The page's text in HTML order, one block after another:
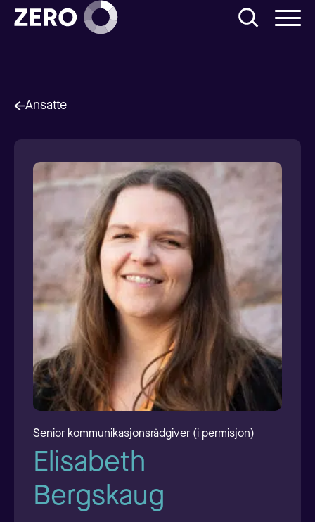
Ansatte
Senior kommunikasjonsrådgiver (i permisjon)
Elisabeth
Bergskaug